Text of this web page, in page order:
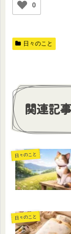
0
日々のこと
関連記
日々のこと
日々のこと